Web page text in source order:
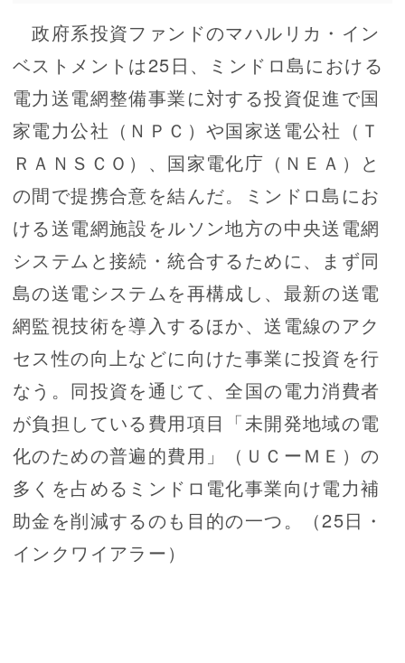
政府系投資ファンドのマハルリカ・イン
ベストメントは25日、ミンドロ島における
電力送電網整備事業に対する投資促進で国
家電力公社（ＮＰＣ）や国家送電公社（Ｔ
ＲＡＮＳＣＯ）、国家電化庁（ＮＥＡ）と
の間で提携合意を結んだ。ミンドロ島にお
ける送電網施設をルソン地方の中央送電網
システムと接続・統合するために、まず同
島の送電システムを再構成し、最新の送電
網監視技術を導入するほか、送電線のアク
セス性の向上などに向けた事業に投資を行
なう。同投資を通じて、全国の電力消費者
が負担している費用項目「未開発地域の電
化のための普遍的費用」（ＵＣーＭＥ）の
多くを占めるミンドロ電化事業向け電力補
助金を削減するのも目的の一つ。（25日・
インクワイアラー）